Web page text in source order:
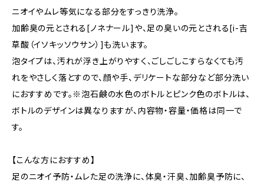
ニオイやムレ等気になる部分をすっきり洗浄。
加齢臭の元とされる[ノネナール]や、足の臭いの元とされる[i-吉
草酸（イソキッソウサン）]も洗います。
泡タイプは、汚れが浮き上がりやすく、ごしごしこすらなくても汚
れをやさしく落とすので、顔や手、デリケートな部分など部分洗い
におすすめです。※泡石鹸の水色のボトルとピンク色のボトルは、
ボトルのデザインは異なりますが、内容物・容量・価格は同一で
す。
【こんな方におすすめ】
足のニオイ予防・ムレた足の洗浄に、体臭・汗臭、加齢臭予防に、